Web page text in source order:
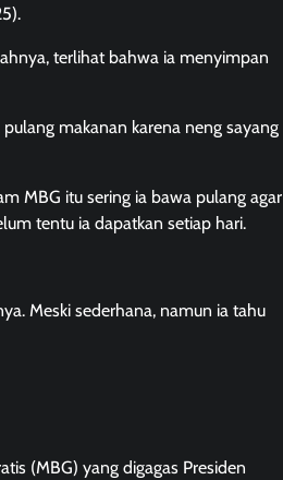
terlihat bahwa ia menyimpan
makanan karena neng sayang
MBG itu sering ia bawa pulang agar
tentu ia dapatkan setiap hari.
Meski sederhana, namun ia tahu
(MBG) yang digagas Presiden